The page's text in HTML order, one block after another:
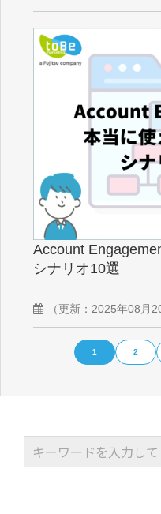
Account
シナリオ10選
（更新： 2025年08月
1 2